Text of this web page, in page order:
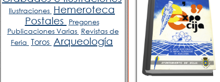
Ilustraciones Hemeroteca
Postales
Pregones
Publicaciones Varias Revistas de
Feria Toros Arqueología